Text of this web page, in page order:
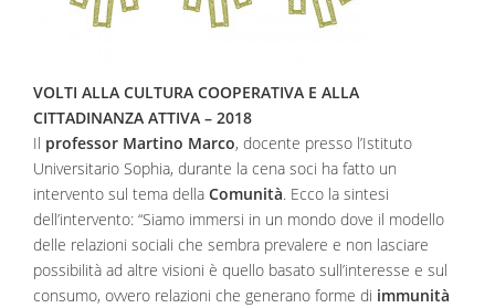
VOLTI ALLA CULTURA COOPERATIVA E ALLA
CITTADINANZA ATTIVA – 2018
Il profes­sor Martino Marco, docente presso l’Istituto
Universitario Sophia, durante la cena soci ha fatto un
intervento sul tema dellaComunità. Ecco la sintesi
dell’intervento: “Siamo immersi in un mondo dove il modello
delle relazioni sociali che sembra prevalere e non lasciare
possibilità ad altre visioni è quello basato sull’interesse e sul
consumo, ovvero relazioni che generano forme di immunità